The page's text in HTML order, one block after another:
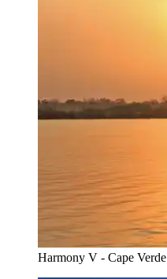
Harmony V - Cape Verde